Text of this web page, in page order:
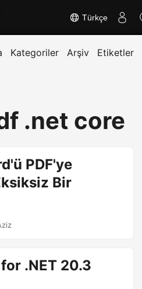
Türkçe
Kategoriler Arşiv Etiketler
.net core
PDF'ye
Bir
.NET 20.3